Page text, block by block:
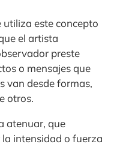
este concepto
el artista
preste
o mensajes que
van desde formas,
otros.
atenuar, que
intensidad o fuerza